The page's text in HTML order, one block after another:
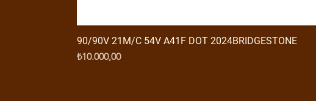
90/90V 21M/C 54V A41F DOT 2024BRIDGESTONE
Fiyat
₺10.000,00